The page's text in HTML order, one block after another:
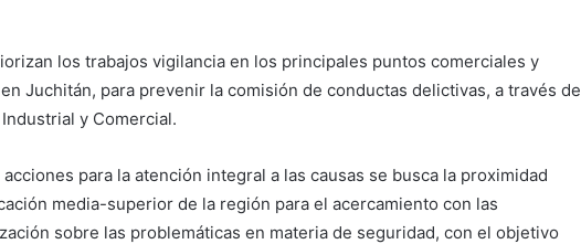
los trabajos vigilancia en los principales puntos comerciales y
Juchitán, para prevenir la comisión de conductas delictivas, a través de
y Comercial.
para la atención integral a las causas se busca la proximidad
media-superior de la región para el acercamiento con las
sobre las problemáticas en materia de seguridad, con el objetivo